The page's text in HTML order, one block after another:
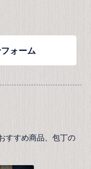
ォーム
すすめ商品、包丁の